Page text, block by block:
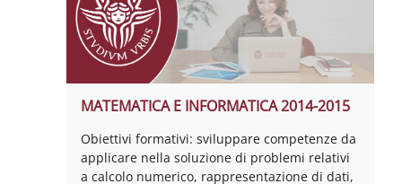
MATEMATICA E INFORMATICA 2014-2015
Obiettivi formativi: sviluppare competenze da
applicare nella soluzione di problemi relativi
a calcolo numerico, rappresentazione di dati,